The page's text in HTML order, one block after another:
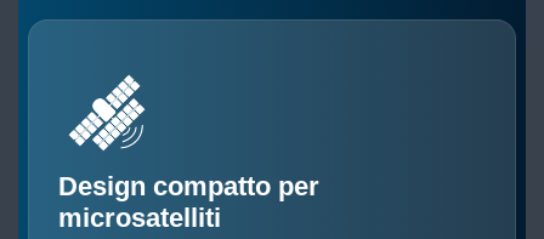
Design compatto per
microsatelliti